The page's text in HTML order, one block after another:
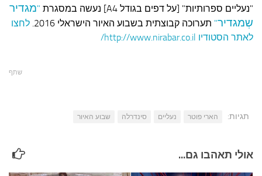
"נעליים ספרותיות" [על דפים בגודל A4] נעשה במסגרת
"מגדיר
שְמגדיר" תערוכה קבוצתית בשבוע האיור הישראלי 2016.
לחצו
לאתר הסטודיו http://www.nirabar.co.il/
שתף
תגיות: הארי פוטר נעליים סינדרלה שבוע האיור
אולי תאהבו גם...